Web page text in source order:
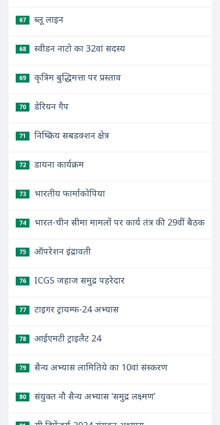
67 ब्लू लाइन
68 स्वीडन नाटो का 32वां सदस्य
69 कृत्रिम बुद्धिमत्ता पर प्रस्ताव
70 डेरियन गैप
71 निष्क्रिय सबडक्शन क्षेत्र
72 डायना कार्यक्रम
73 भारतीय फार्माकोपिया
74 भारत-चीन सीमा मामलों पर कार्य तंत्र की 29वीं बैठक
75 ऑपरेशन इंद्रावती
76 ICGS जहाज समुद्र पहरेदार
77 टाइगर ट्रायम्फ-24 अभ्यास
78 आईएमटी ट्राइलैट 24
79 सैन्य अभ्यास लामितिये का 10वां संस्करण
80 संयुक्त नौ सैन्य अभ्यास ‘समुद्र लक्ष्मण’